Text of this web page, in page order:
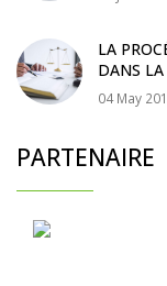
LA
DANS
04 May
PARTENAIRE